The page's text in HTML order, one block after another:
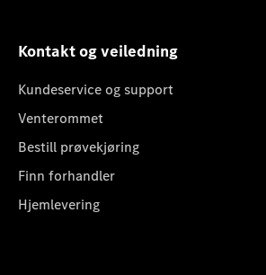
Kontakt og veiledning
Kundeservice og support
Venterommet
Bestill prøvekjøring
Finn forhandler
Hjemlevering